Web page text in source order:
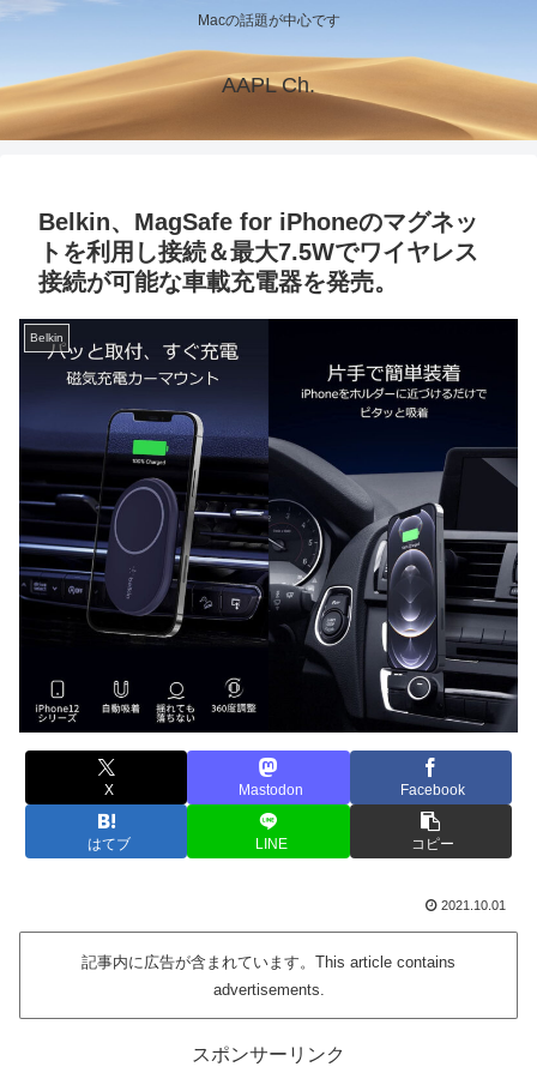
Macの話題が中心です
AAPL Ch.
Belkin、MagSafe for iPhoneのマグネッ
トを利用し接続＆最大7.5Wでワイヤレス
接続が可能な車載充電器を発売。
Belkin
X Mastodon Facebook
はてブ LINE コピー
2021.10.01
記事内に広告が含まれています。This article contains
advertisements.
スポンサーリンク